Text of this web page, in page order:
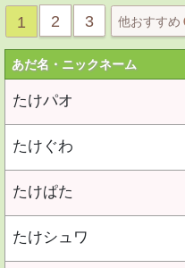
1 2 3 他おすすめ
あだ名・ニックネーム
たけパオ
たけぐわ
たけぱた
たけシュワ